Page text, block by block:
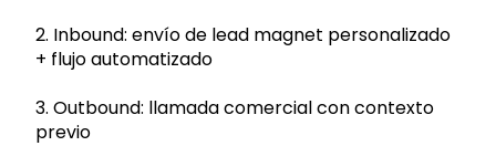
2. Inbound: envío de lead magnet personalizado
+ flujo automatizado
3. Outbound: llamada comercial con contexto
previo